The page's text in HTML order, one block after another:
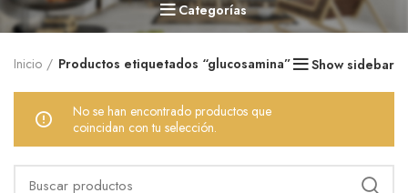
Categorías
Inicio Productos etiquetados “glucosamina” Show sidebar
No se han encontrado productos que
coincidan con tu selección.